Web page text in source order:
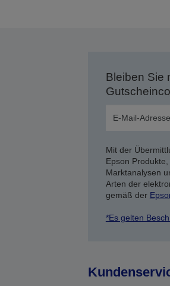
Bleiben Sie
Mit der
Epson
Marktanalysen
Arten der
gemäß der
*Es gelten